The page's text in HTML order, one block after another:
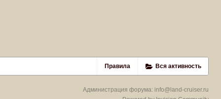
Правила Вся активность
Администрация форума: info@land-cruiser.ru